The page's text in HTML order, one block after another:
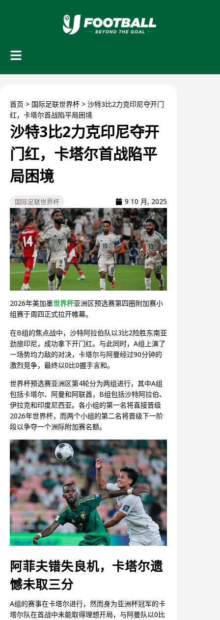
首页 > 国际足联世界杯 > 沙特3比2力克印尼夺开门
红，卡塔尔首战陷平局困境
沙特3比2力克印尼夺开
门红，卡塔尔首战陷平
局困境
国际足联世界杯 9 10 月, 2025
2026年美加墨世界杯亚洲区预选赛第四圈附加赛小
组赛于周四正式拉开帷幕。
在B组的焦点战中，沙特阿拉伯队以3比2险胜东南亚
劲旅印尼，成功拿下开门红。与此同时，A组上演了
一场势均力敌的对决，卡塔尔与阿曼经过90分钟的
激烈竞争，最终以0比0握手言和。
世界杯预选赛亚洲区第4轮分为两组进行，其中A组
包括卡塔尔、阿曼和阿联酋，B组包括沙特阿拉伯、
伊拉克和印度尼西亚。各小组的第一名将直接晋级
2026年世界杯，而两个小组的第二名将晋级下一阶
段以争夺一个洲际附加赛名额。
阿菲夫错失良机，卡塔尔遗
憾未取三分
A组的赛事在卡塔尔进行，然而身为亚洲杯冠军的卡
塔尔队在首战中未能取得理想开局，与阿曼队以0比